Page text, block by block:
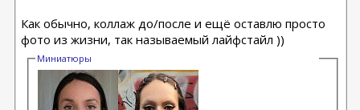
Как обычно, коллаж до/после и ещё оставлю просто
фото из жизни, так называемый лайфстайл ))
Миниатюры